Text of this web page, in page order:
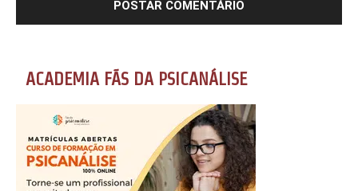
ACADEMIA FÃS DA PSICANÁLISE